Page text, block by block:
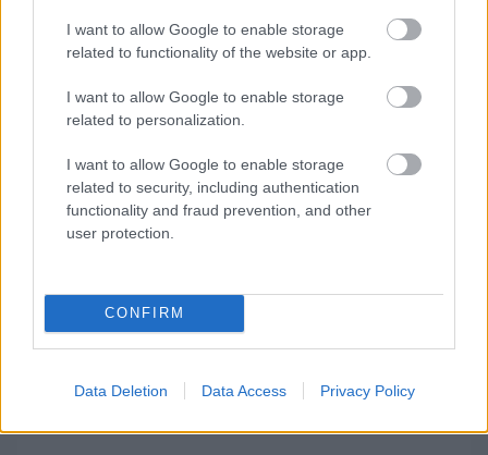
I want to allow Google to enable storage
related to functionality of the website or app.
I want to allow Google to enable storage
related to personalization.
I want to allow Google to enable storage
related to security, including authentication
functionality and fraud prevention, and other
user protection.
CONFIRM
Data Deletion Data Access Privacy Policy
gond van, reagálni kell – különben az sem jó.”
Fotó: Audi